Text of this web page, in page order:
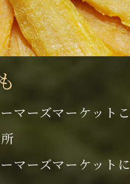
マーズマーケット
マーズマーケット